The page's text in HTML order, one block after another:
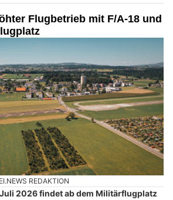
Flugbetrieb mit F/A-18 und
REDAKTION
Juli 2026 findet ab dem Militärflugplatz